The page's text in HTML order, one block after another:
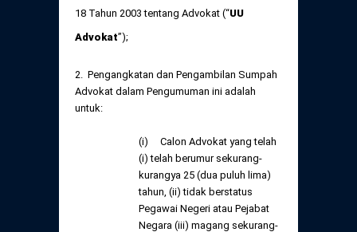
18 Tahun 2003 tentang Advokat (“UU
Advokat”);
2. Pengangkatan dan Pengambilan Sumpah
Advokat dalam Pengumuman ini adalah
untuk:
(i) Calon Advokat yang telah
(i) telah berumur sekurang-
kurangya 25 (dua puluh lima)
tahun, (ii) tidak berstatus
Pegawai Negeri atau Pejabat
Negara (iii) magang sekurang-